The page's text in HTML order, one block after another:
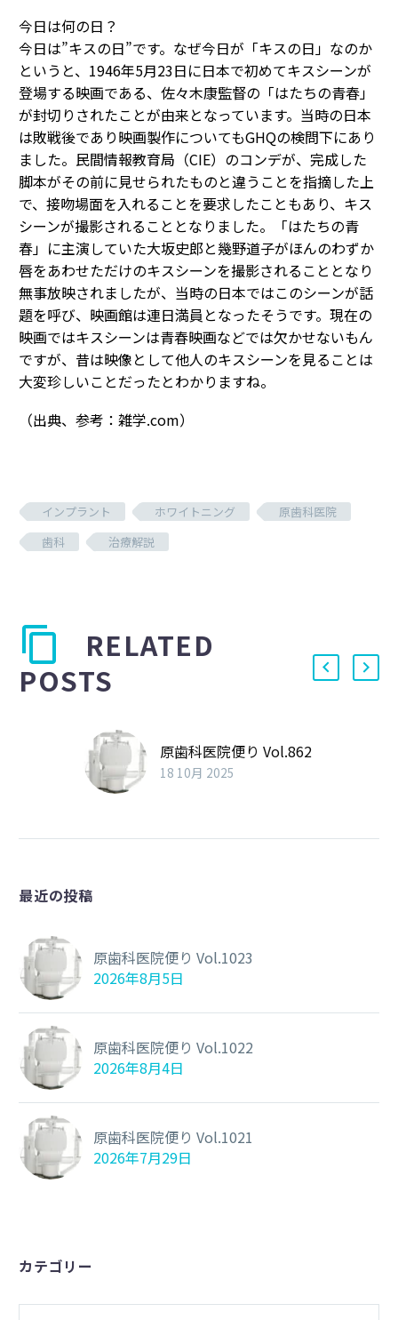
今日は何の日？
今日は”キスの日”です。なぜ今日が「キスの日」なのか
というと、1946年5月23日に日本で初めてキスシーンが
登場する映画である、佐々木康監督の「はたちの青春」
が封切りされたことが由来となっています。当時の日本
は敗戦後であり映画製作についてもGHQの検問下にあり
ました。民間情報教育局（CIE）のコンデが、完成した
脚本がその前に見せられたものと違うことを指摘した上
で、接吻場面を入れることを要求したこともあり、キス
シーンが撮影されることとなりました。「はたちの青
春」に主演していた大坂史郎と幾野道子がほんのわずか
唇をあわせただけのキスシーンを撮影されることとなり
無事放映されましたが、当時の日本ではこのシーンが話
題を呼び、映画館は連日満員となったそうです。現在の
映画ではキスシーンは青春映画などでは欠かせないもん
ですが、昔は映像として他人のキスシーンを見ることは
大変珍しいことだったとわかりますね。
（出典、参考：雑学.com）
インプラント ホワイトニング
原歯科医院
歯科
治療解説
RELATED
POSTS
原歯科医院便り Vol.862
18 10月 2025
最近の投稿
原歯科医院便り Vol.1023
2026年8月5日
原歯科医院便り Vol.1022
2026年8月4日
原歯科医院便り Vol.1021
2026年7月29日
カテゴリー